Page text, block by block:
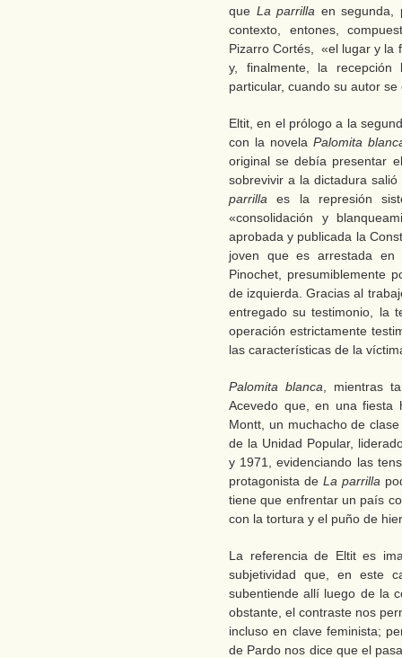
que La parrilla en segunda,
contexto, entones,
Pizarro Cortés, «el lugar y la
y, finalmente, la recepción
particular, cuando su autor
Eltit, en el prólogo a la
con la novela Palomita
original se debía presentar
sobrevivir a la dictadura
parrillaes la represión
«consolidación y
aprobada y publicada la
joven que es arrestada
Pinochet, presumiblemente
de izquierda. Gracias al
entregado su testimonio, la
operación estrictamente
las características de la
Palomita blanca , mientras
Acevedo que, en una fiesta
Montt, un muchacho de
de la Unidad Popular,
y 1971, evidenciando las
protagonista de La parrilla
tiene que enfrentar un país
con la tortura y el puño de
La referencia de Eltit es
subjetividad que, en este
subentiende allí luego de la
obstante, el contraste nos
incluso en clave feminista;
de Pardo nos dice que el